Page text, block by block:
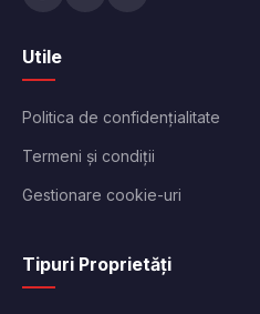
Utile
Politica de confidențialitate
Termeni și condiții
Gestionare cookie-uri
Tipuri Proprietăți